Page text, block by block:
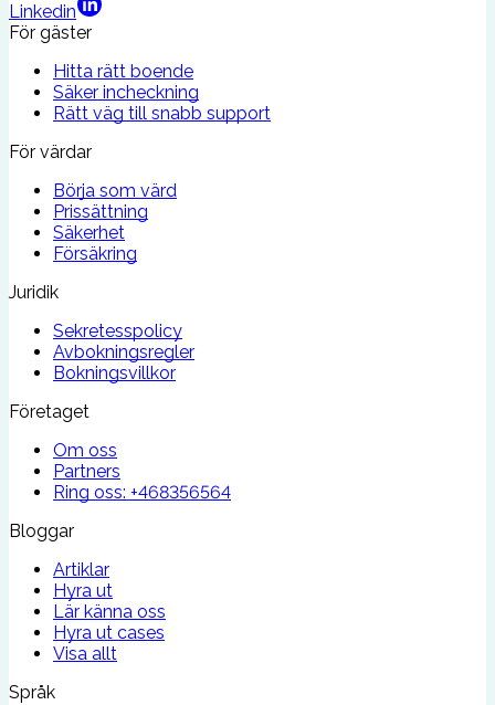
Linkedin
För gäster
Hitta rätt boende
Säker incheckning
Rätt väg till snabb support
För värdar
Börja som värd
Prissättning
Säkerhet
Försäkring
Juridik
Sekretesspolicy
Avbokningsregler
Bokningsvillkor
Företaget
Om oss
Partners
Ring oss: +468356564
Bloggar
Artiklar
Hyra ut
Lär känna oss
Hyra ut cases
Visa allt
Språk